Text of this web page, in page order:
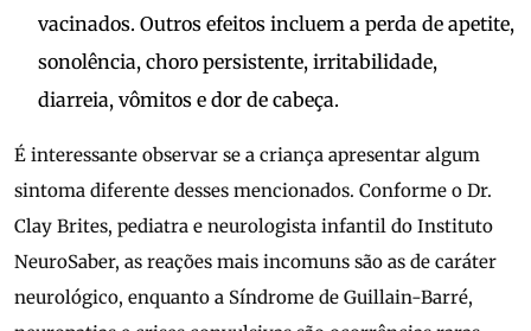
vacinados. Outros efeitos incluem a perda de apetite,
sonolência, choro persistente, irritabilidade,
diarreia, vômitos e dor de cabeça.
É interessante observar se a criança apresentar algum
sintoma diferente desses mencionados. Conforme o Dr.
Clay Brites, pediatra e neurologista infantil do Instituto
NeuroSaber, as reações mais incomuns são as de caráter
neurológico, enquanto a Síndrome de Guillain-Barré,